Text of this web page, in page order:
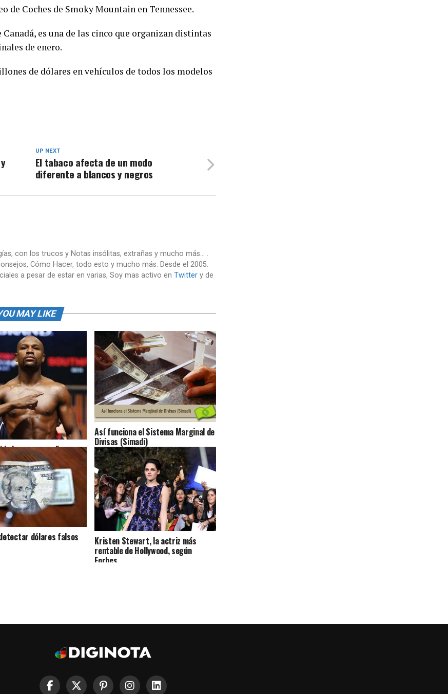
de Coches de Smoky Mountain en Tennessee.
es una de las cinco que organizan distintas
de enero.
de dólares en vehículos de todos los modelos
UP NEXT
El tabaco afecta de un modo
diferente a blancos y negros
con los trucos y Notas insólitas, extrañas y mucho más... .
Cómo Hacer, todo esto y mucho más. Desde el 2005.
a pesar de estar en varias, Soy mas activo en Twitter y de
MAY LIKE
que mas dinero
el 2015
Así funciona el Sistema Marginal de
Divisas (Simadi)
dólares falsos Kristen Stewart, la actriz más
rentable de Hollywood, según
Forbes